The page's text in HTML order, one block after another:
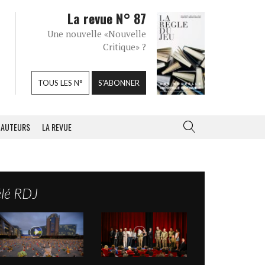
La revue N° 87
Une nouvelle «Nouvelle
Critique» ?
TOUS LES N° S'ABONNER
AUTEURS LA REVUE
RDJ